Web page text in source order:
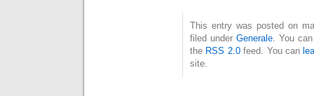
This entry was posted on
filed underGenerale . You
the RSS 2.0feed. You can
site.